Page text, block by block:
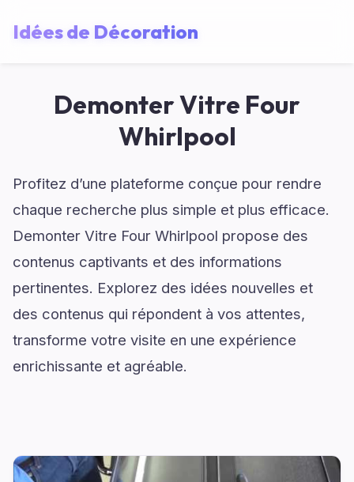
Idées de Décoration
Demonter Vitre Four
Whirlpool
Profitez d’une plateforme conçue pour rendre
chaque recherche plus simple et plus efficace.
Demonter Vitre Four Whirlpool propose des
contenus captivants et des informations
pertinentes. Explorez des idées nouvelles et
des contenus qui répondent à vos attentes,
transforme votre visite en une expérience
enrichissante et agréable.